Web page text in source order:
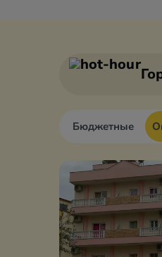
Бюджетные